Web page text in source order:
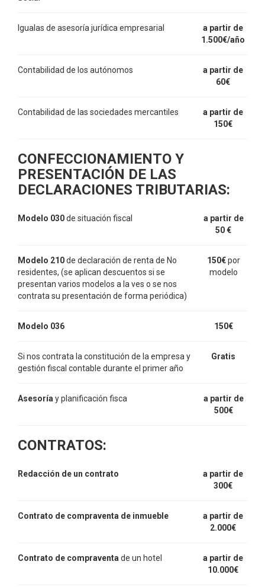
Igualas de asesoría jurídica empresarial
a partir de
1.500€/año
Contabilidad de los autónomos
a partir de
60€
Contabilidad de las sociedades mercantiles
a partir de
150€
CONFECCIONAMIENTO Y
PRESENTACIÓN DE LAS
DECLARACIONES TRIBUTARIAS:
Modelo 030de situación fiscal
a partir de
50 €
Modelo 210de declaración de renta de No
residentes, (se aplican descuentos si se
presentan varios modelos a la ves o se nos
contrata su presentación de forma periódica)
150€por
modelo
Modelo 036 150€
Si nos contrata la constitución de la empresa y
gestión fiscal contable durante el primer año
Gratis
Asesoría y planificación fisca
a partir de
500€
CONTRATOS:
Redacción de un contrato
a partir de
300€
Contrato de compraventa de inmueble
a partir de
2.000€
Contrato de compraventa de un hotel
a partir de
10.000€